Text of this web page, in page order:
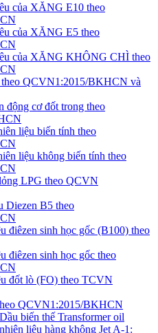
của XĂNG E10 theo
của XĂNG E5 theo
của XĂNG KHÔNG CHÌ theo
QCVN1:2015/BKHCN và
động cơ đốt trong theo
liệu biến tính theo
liệu không biến tính theo
LPG theo QCVN
Diezen B5 theo
điêzen sinh học gốc (B100) theo
điêzen sinh học gốc theo
đốt lò (FO) theo TCVN
QCVN1:2015/BKHCN
biến thế Transformer oil
liệu hàng không Jet A-1: